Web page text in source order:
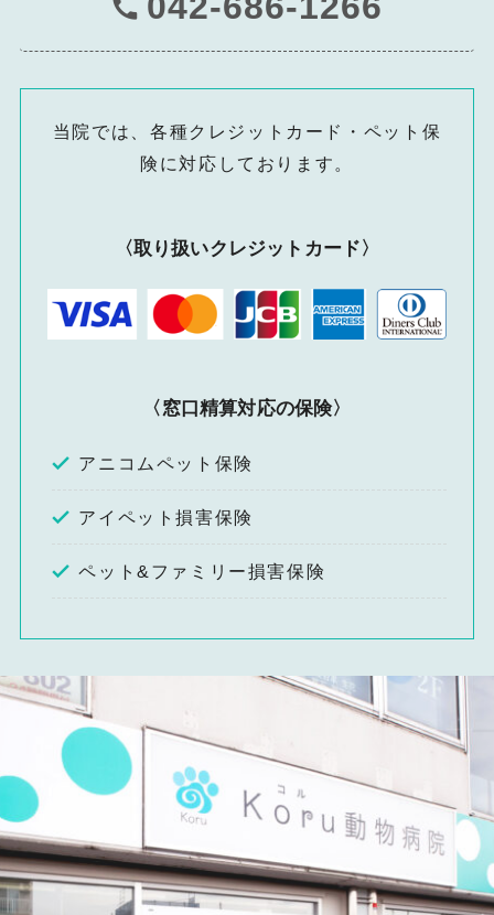
当院では、各種クレジットカード・ペット保
険に対応しております。
〈取り扱いクレジットカード〉
〈窓口精算対応の保険〉
アニコムペット保険
アイペット損害保険
ペット&ファミリー損害保険